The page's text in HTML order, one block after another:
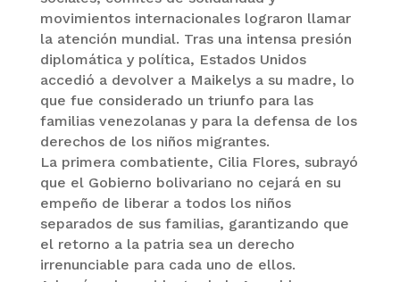
movimientos internacionales lograron llamar
la atención mundial. Tras una intensa presión
diplomática y política, Estados Unidos
accedió a devolver a Maikelys a su madre, lo
que fue considerado un triunfo para las
familias venezolanas y para la defensa de los
derechos de los niños migrantes.
La primera combatiente, Cilia Flores, subrayó
que el Gobierno bolivariano no cejará en su
empeño de liberar a todos los niños
separados de sus familias, garantizando que
el retorno a la patria sea un derecho
irrenunciable para cada uno de ellos.